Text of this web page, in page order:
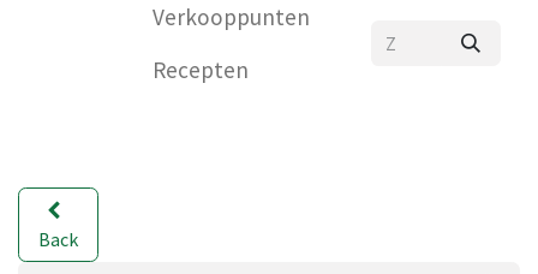
Verkooppunten
Recepten
Back